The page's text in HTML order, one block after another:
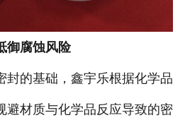
御腐蚀风险
的基础，鑫宇乐根据化学品
避材质与化学品反应导致的密